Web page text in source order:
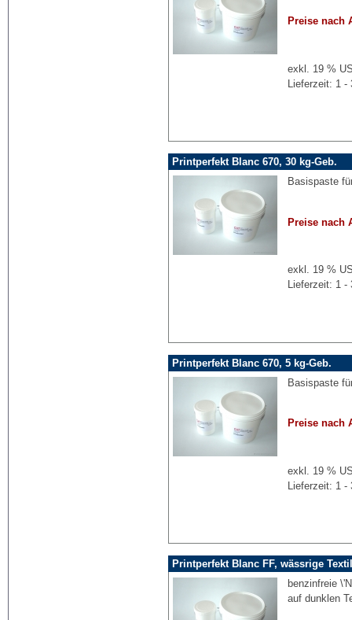
Preise nach
exkl. 19 %
Lieferzeit: 1 -
Printperfekt Blanc 670, 30 kg-Geb.
Basispaste
Preise nach
exkl. 19 %
Lieferzeit: 1 -
Printperfekt Blanc 670, 5 kg-Geb.
Basispaste
Preise nach
exkl. 19 %
Lieferzeit: 1
Printperfekt Blanc FF, wässrige
benzinfreie
auf dunklen